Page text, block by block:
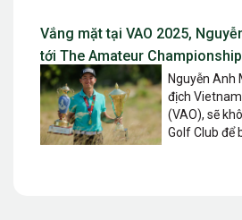
Vắng mặt tại VAO 2025,
tới The Amateur Championship
Nguyễn Anh
địch
(VAO), sẽ
Golf Club để